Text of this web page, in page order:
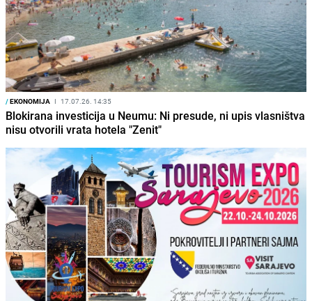
/EKONOMIJA I 17.07.26. 14:35
Blokirana investicija u Neumu: Ni presude, ni upis vlasništva
nisu otvorili vrata hotela "Zenit"